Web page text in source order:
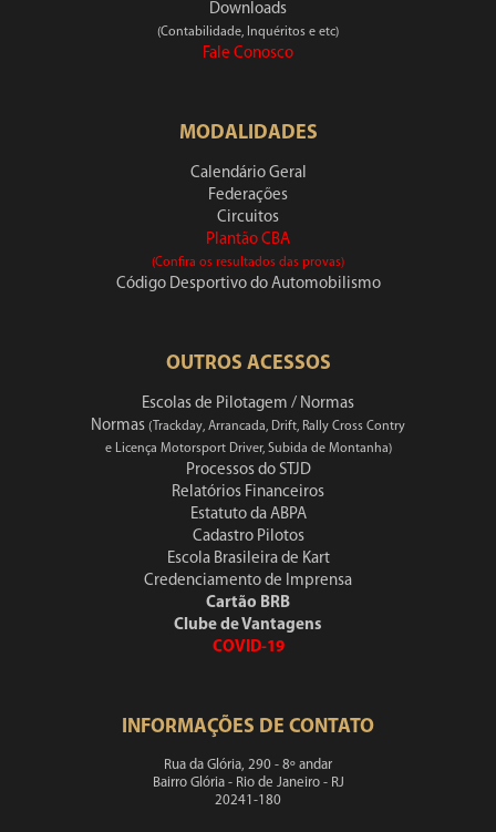
Downloads
(Contabilidade, Inquéritos e etc)
Fale Conosco
MODALIDADES
Calendário Geral
Federações
Circuitos
Plantão CBA
(Confira os resultados das provas)
Código Desportivo do Automobilismo
OUTROS ACESSOS
Escolas de Pilotagem / Normas
Normas (Trackday, Arrancada, Drift, Rally Cross Contry
e Licença Motorsport Driver, Subida de Montanha)
Processos do STJD
Relatórios Financeiros
Estatuto da ABPA
Cadastro Pilotos
Escola Brasileira de Kart
Credenciamento de Imprensa
Cartão BRB
Clube de Vantagens
COVID-19
INFORMAÇÕES DE CONTATO
Rua da Glória, 290 - 8º andar
Bairro Glória - Rio de Janeiro - RJ
20241-180